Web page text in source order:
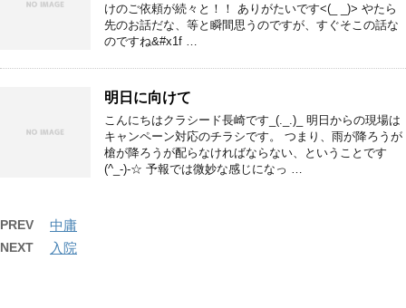
けのご依頼が続々と！！ ありがたいです<(_ _)> やたら
先のお話だな、等と瞬間思うのですが、すぐそこの話な
のですね&#x1f …
明日に向けて
こんにちはクラシード長崎です_(._.)_ 明日からの現場は
キャンペーン対応のチラシです。 つまり、雨が降ろうが
槍が降ろうが配らなければならない、ということです
(^_-)-☆ 予報では微妙な感じになっ …
PREV 中庸
NEXT 入院